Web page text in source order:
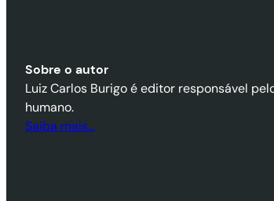
Sobre o autor
Luiz Carlos Burigo é editor responsável
humano.
Saiba mais…